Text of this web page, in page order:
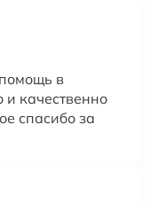
в
и качественно
спасибо за